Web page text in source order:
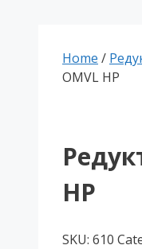
Home /
OMVL HP
HP
SKU: 610